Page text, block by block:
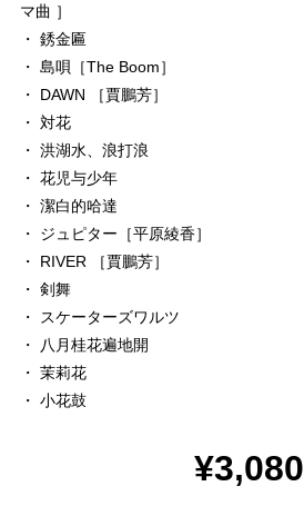
マ曲 ］
・ 銹金匾
・ 島唄［The Boom］
・ DAWN ［賈鵬芳］
・ 対花
・ 洪湖水、浪打浪
・ 花児与少年
・ 潔白的哈達
・ ジュピター［平原綾香］
・ RIVER ［賈鵬芳］
・ 剣舞
・ スケーターズワルツ
・ 八月桂花遍地開
・ 茉莉花
・ 小花鼓
¥3,080